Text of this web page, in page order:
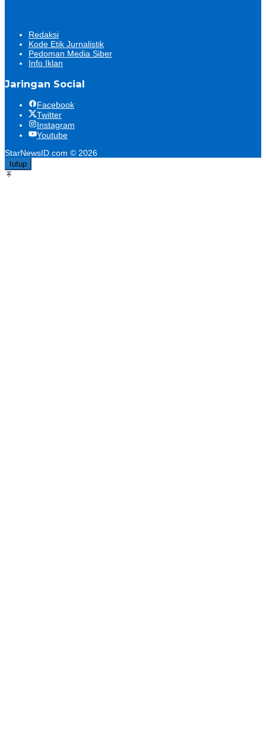
Redaksi
Kode Etik Jurnalistik
Pedoman Media Siber
Info Iklan
Jaringan Social
Facebook
Twitter
Instagram
Youtube
StarNewsID.com © 2026
tutup